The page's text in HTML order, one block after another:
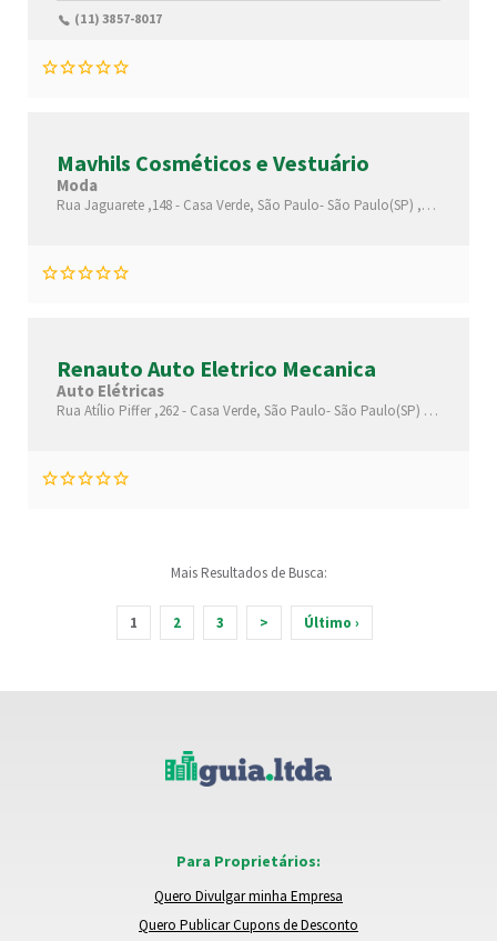
(11) 3857-8017
Mavhils Cosméticos e Vestuário
Moda
Rua Jaguarete ,148 - Casa Verde, São Paulo-São Paulo(SP) ,02515010
Renauto Auto Eletrico Mecanica
Auto Elétricas
Rua Atílio Piffer ,262 - Casa Verde, São Paulo-São Paulo(SP)
Mais Resultados de Busca:
1 2 3 > Último ›
Para Proprietários:
Quero Divulgar minha Empresa
Quero Publicar Cupons de Desconto